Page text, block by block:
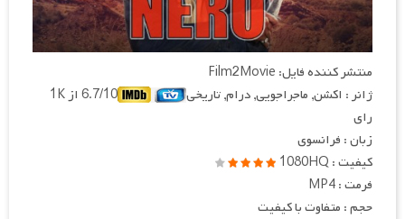
منتشر کننده فایل: Film2Movie
ژانر : اکشن, ماجراجویی, درام, تاریخی
6.7/10 از 1K
رای
زبان : فرانسوی
کیفیت : 1080HQ
فرمت : MP4
حجم : متفاوت با کیفیت